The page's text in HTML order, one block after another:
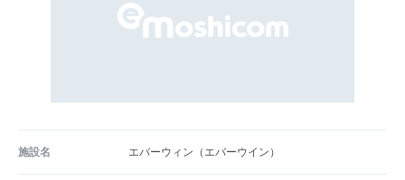
施設名 エバーウィン（エバーウイン）